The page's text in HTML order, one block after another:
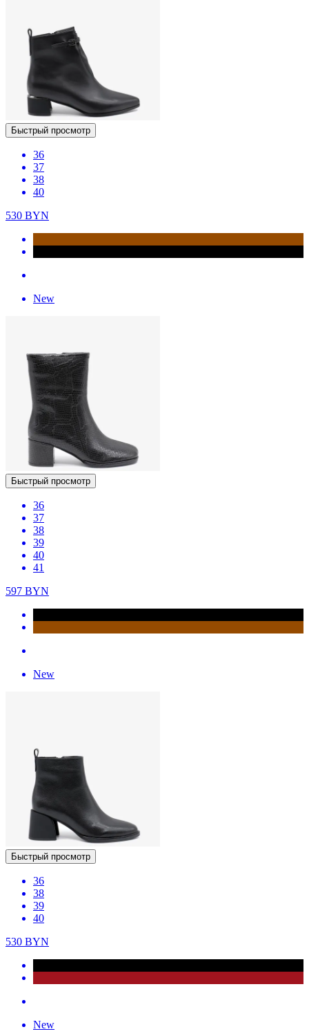
Быстрый просмотр
36
37
38
40
530 BYN
New
Быстрый просмотр
36
37
38
39
40
41
597 BYN
New
Быстрый просмотр
36
38
39
40
530 BYN
New